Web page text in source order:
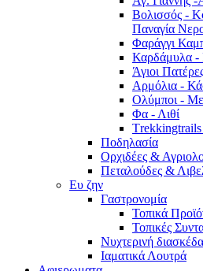
Βολισσός -
Παναγία
Φαράγγι
Καρδάμυλα -
Άγιοι
Αρμόλια -
Ολύμποι -
Φα - Λιθί
Τrekkingtrails
Ποδηλασία
Ορχιδέες &
Πεταλούδες &
Ευ ζην
Γαστρονομία
Τοπικά
Τοπικές
Νυχτερινή
Ιαματικά Λουτρά